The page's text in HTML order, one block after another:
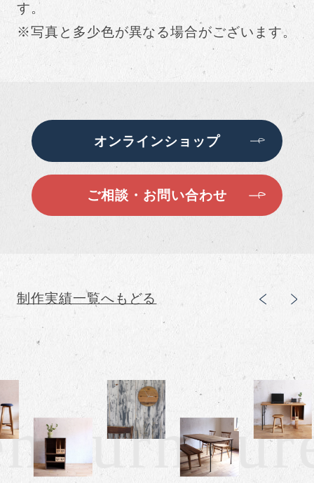
す。
※写真と多少色が異なる場合がございます。
オンラインショップ
ご相談・お問い合わせ
制作実績一覧へもどる